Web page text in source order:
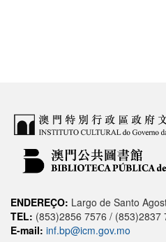
ENDEREÇO: Largo de Santo
TEL: (853)2856 7576 / (853)2837
E-mail: inf.bp@icm.gov.mo